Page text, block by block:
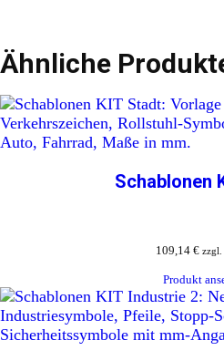
Ähnliche
Schablonen
109,14 € zzgl.
Produkt